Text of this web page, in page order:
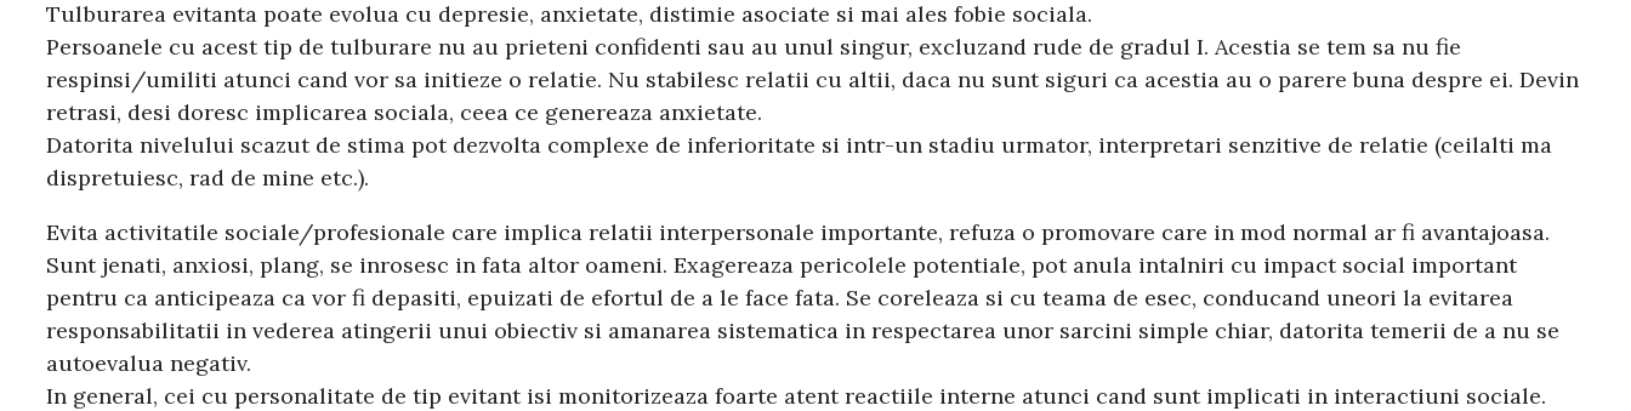
Tulburarea evitanta poate evolua cu depresie, anxietate, distimie asociate si mai ales fobie sociala.
Persoanele cu acest tip de tulburare nu au prieteni confidenti sau au unul singur, excluzand rude de gradul I. Acestia se tem sa nu fie
respinsi/umiliti atunci cand vor sa initieze o relatie. Nu stabilesc relatii cu altii, daca nu sunt siguri ca acestia au o parere buna despre ei. Devin
retrasi, desi doresc implicarea sociala, ceea ce genereaza anxietate.
Datorita nivelului scazut de stima pot dezvolta complexe de inferioritate si intr-un stadiu urmator, interpretari senzitive de relatie (ceilalti ma
dispretuiesc, rad de mine etc.).
Evita activitatile sociale/profesionale care implica relatii interpersonale importante, refuza o promovare care in mod normal ar fi avantajoasa.
Sunt jenati, anxiosi, plang, se inrosesc in fata altor oameni. Exagereaza pericolele potentiale, pot anula intalniri cu impact social important
pentru ca anticipeaza ca vor fi depasiti, epuizati de efortul de a le face fata. Se coreleaza si cu teama de esec, conducand uneori la evitarea
responsabilitatii in vederea atingerii unui obiectiv si amanarea sistematica in respectarea unor sarcini simple chiar, datorita temerii de a nu se
autoevalua negativ.
In general, cei cu personalitate de tip evitant isi monitorizeaza foarte atent reactiile interne atunci cand sunt implicati in interactiuni sociale.